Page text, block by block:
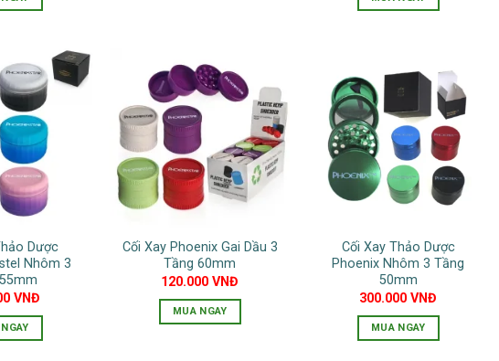
trang
này
có
nhiều
biến
thể.
Các
tùy
chọn
thể
được
chọn
trên
trang
nhiều
biến
thể.
Các
tùy
chọn
có
được
chọn
trên
trang
sản
có
biến
thể.
Các
tùy
chọn
thể
được
chọn
trên
trang
Dược
Nhôm 3
VNĐ
Cối Xay Phoenix Gai Dầu 3
Tầng 60mm
120.000VNĐ
MUA NGAY
Cối Xay Thảo Dược
Phoenix Nhôm 3 Tầng
50mm
300.000VNĐ
MUA NGAY